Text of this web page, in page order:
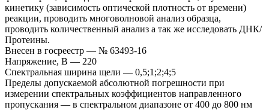
кинетику (зависимость оптической плотность от времени)
реакции, проводить многоволновой анализ образца,
проводить количественный анализ а так же исследовать ДНК/
Протеины.
Внесен в госреестр — № 63493-16
Напряжение, В — 220
Спектральная ширина щели — 0,5;1;2;4;5
Пределы допускаемой абсолютной погрешности при
измерении спектральных коэффициентов направленного
пропускания — в спектральном диапазоне от 400 до 800 нм